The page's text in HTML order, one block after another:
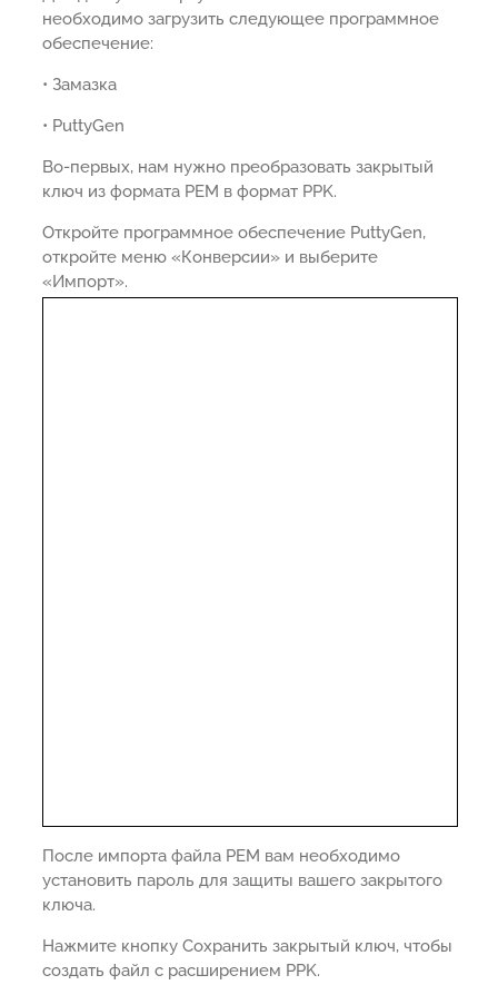
необходимо загрузить следующее программное
обеспечение:
• Замазка
• PuttyGen
Во-первых, нам нужно преобразовать закрытый
ключ из формата PEM в формат PPK.
Откройте программное обеспечение PuttyGen,
откройте меню «Конверсии» и выберите
«Импорт».
После импорта файла PEM вам необходимо
установить пароль для защиты вашего закрытого
ключа.
Нажмите кнопку Сохранить закрытый ключ, чтобы
создать файл с расширением PPK.